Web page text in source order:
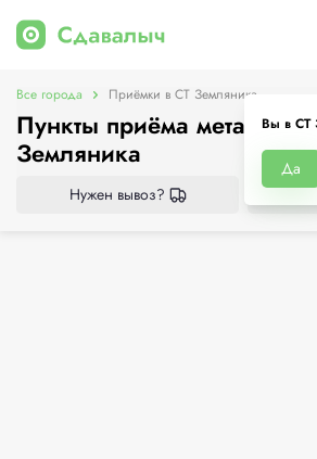
Вы в СТ
Да
Все города Приёмки в СТ Земляника
Пункты приёма
Земляника
Нужен вывоз?